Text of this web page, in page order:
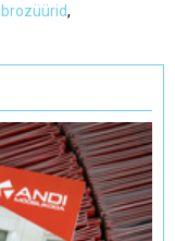
brozüürid,